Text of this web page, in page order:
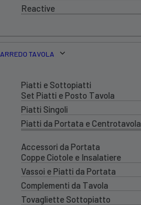
Reactive
ARREDO TAVOLA
Piatti e Sottopiatti
Set Piatti e Posto Tavola
Piatti Singoli
Piatti da Portata e Centrotavola
Accessori da Portata
Coppe Ciotole e Insalatiere
Vassoi e Piatti da Portata
Complementi da Tavola
Tovagliette Sottopiatto